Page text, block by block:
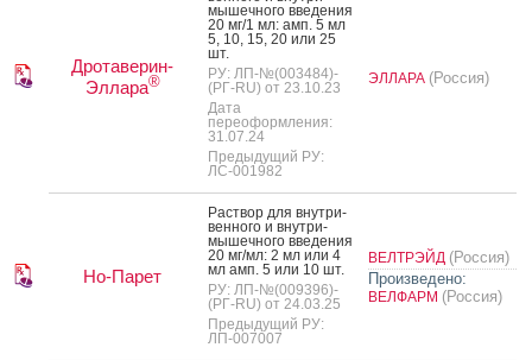
Дротаверин-
Эллара®
мышеч­но­го вве­дения
20 мг/1 мл: амп. 5 мл
5, 10, 15, 20 или 25
шт.
РУ: ЛП-№(003484)-
(РГ-RU) от 23.10.23
Дата
переоформления:
31.07.24
Предыдущий РУ:
ЛС-001982
ЭЛЛАРА (Россия)
Но-Парет
Рас­твор для внут­ри­
вен­но­го и внут­ри­
мышеч­но­го вве­дения
20 мг/мл: 2 мл или 4
мл амп. 5 или 10 шт.
РУ: ЛП-№(009396)-
(РГ-RU) от 24.03.25
Предыдущий РУ:
ЛП-007007
ВЕЛТРЭЙД (Россия)
Произведено:
ВЕЛФАРМ (Россия)